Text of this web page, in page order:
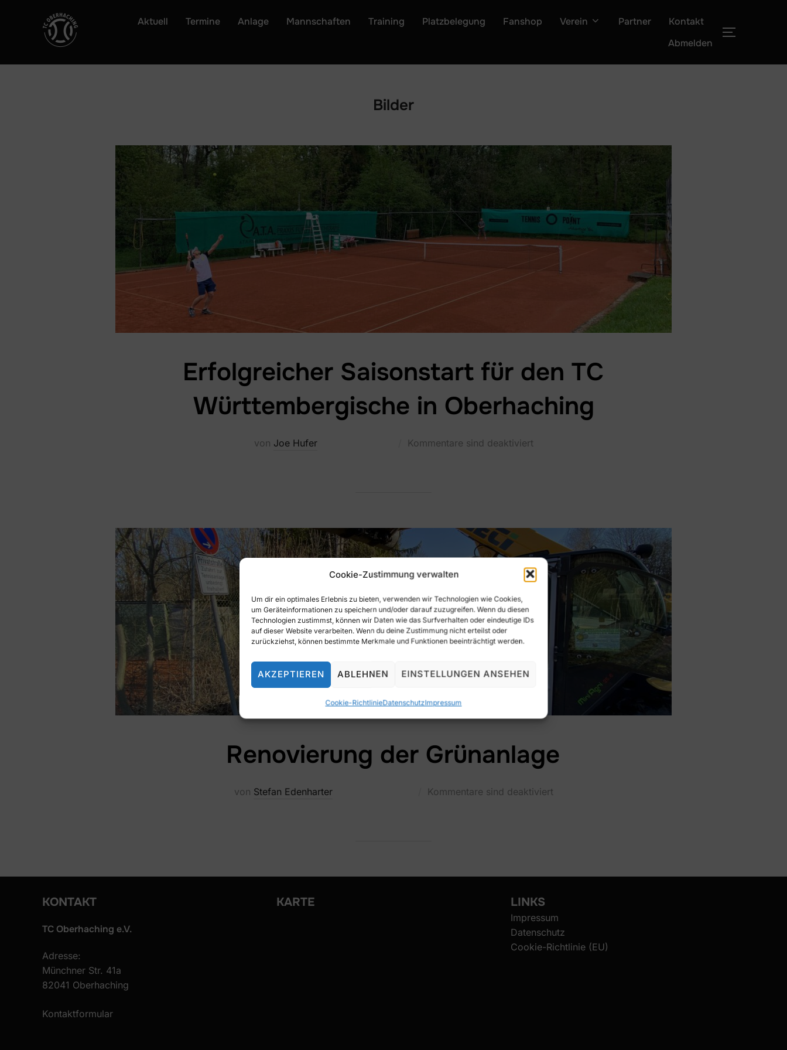
Cookie-Zustimmung verwalten
Um dir ein optimales Erlebnis zu bieten, verwenden wir Technologien wie Cookies,
um Geräteinformationen zu speichern und/oder darauf zuzugreifen. Wenn du diesen
Technologien zustimmst, können wir Daten wie das Surfverhalten oder eindeutige IDs
auf dieser Website verarbeiten. Wenn du deine Zustimmung nicht erteilst oder
zurückziehst, können bestimmte Merkmale und Funktionen beeinträchtigt werden.
AKZEPTIEREN ABLEHNEN EINSTELLUNGEN ANSEHEN
Cookie-RichtlinieDatenschutzImpressum
Aktuell Termine Anlage Mannschaften Training Platzbelegung Fanshop Verein Partner
Kontakt
Abmelden
Bilder
Erfolgreicher Saisonstart für den TC
Württembergische in Oberhaching
von Joe Hufer Kommentare sind deaktiviert
Renovierung der Grünanlage
von Stefan Edenharter Kommentare sind deaktiviert
KONTAKT
TC Oberhaching e.V.
Adresse:
Münchner Str. 41a
82041 Oberhaching
Kontaktformular
KARTE LINKS
Impressum
Datenschutz
Cookie-Richtlinie (EU)